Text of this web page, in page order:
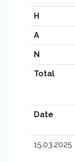
H
A
N
Total
Date
15.03.2025